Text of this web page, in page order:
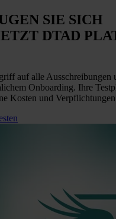
SIE SICH
DTAD
auf alle Ausschreibungen
Onboarding. Ihre
Kosten und